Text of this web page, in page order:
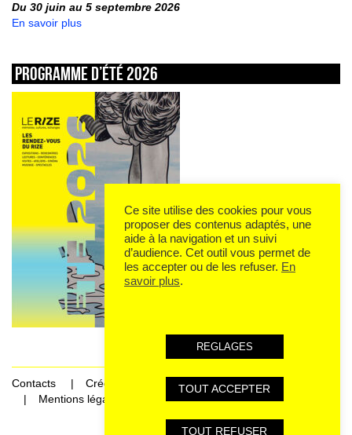
Du 30 juin au 5 septembre 2026
En savoir plus
Programme d’été 2026
Contacts
Crédits
Mentions légales et données personnelles
Ce site utilise des cookies pour vous
proposer des contenus adaptés, une
aide à la navigation et un suivi
d’audience. Cet outil vous permet de
les accepter ou de les refuser. En
savoir plus.
REGLAGES
TOUT ACCEPTER
TOUT REFUSER